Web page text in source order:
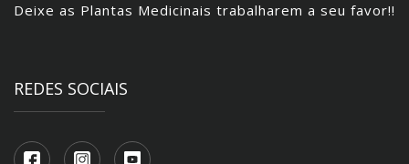
Deixe as Plantas Medicinais trabalharem a seu favor!!
REDES SOCIAIS